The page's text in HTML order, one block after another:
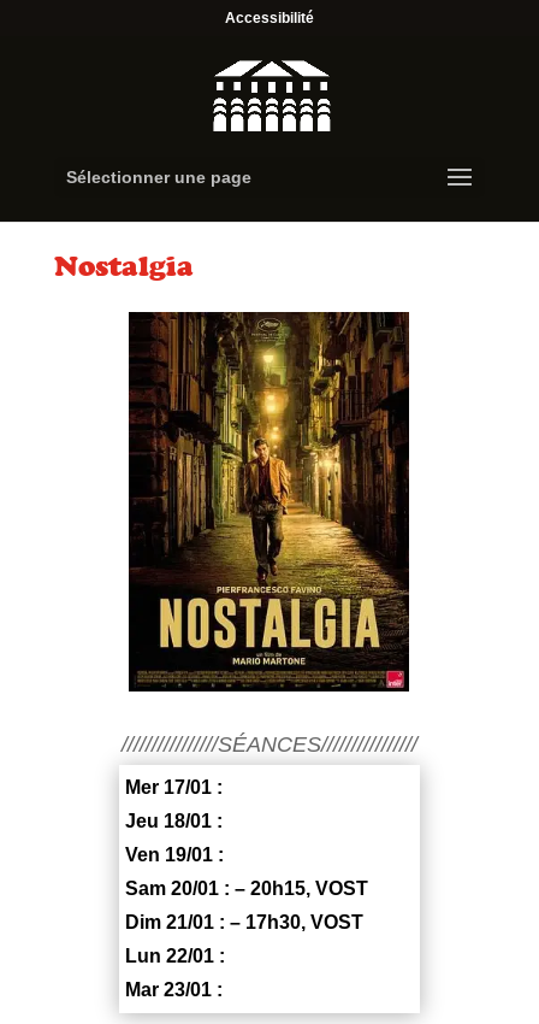
Accessibilité
Sélectionner une page
Nostalgia
////////////////SÉANCES////////////////
Mer 17/01 :
Jeu 18/01 :
Ven 19/01 :
Sam 20/01 : – 20h15, VOST
Dim 21/01 : – 17h30, VOST
Lun 22/01 :
Mar 23/01 :